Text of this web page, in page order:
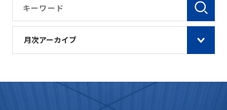
月次アーカイブ